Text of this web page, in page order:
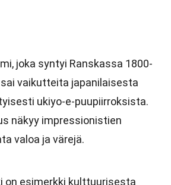
joka syntyi Ranskassa 1800-
sai vaikutteita japanilaisesta
ukiyo-e-puupiirroksista.
näkyy impressionistien
valoa ja värejä.
on esimerkki kulttuurisesta